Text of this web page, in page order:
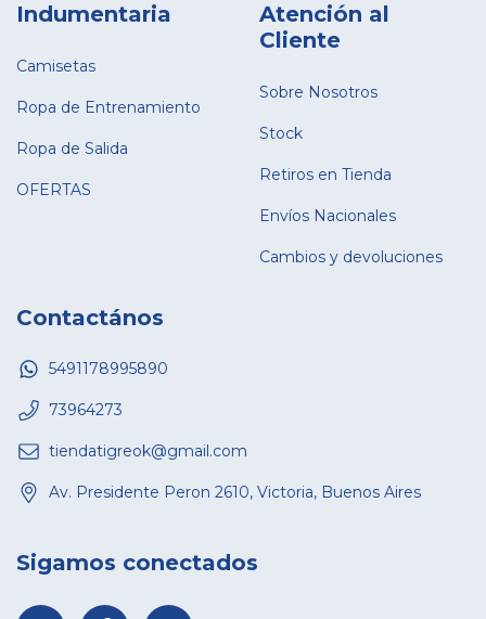
Indumentaria
Camisetas
Ropa de Entrenamiento
Ropa de Salida
OFERTAS
Atención al
Cliente
Sobre Nosotros
Stock
Retiros en Tienda
Envíos Nacionales
Cambios y devoluciones
Contactános
5491178995890
73964273
tiendatigreok@gmail.com
Av. Presidente Peron 2610, Victoria, Buenos Aires
Sigamos conectados